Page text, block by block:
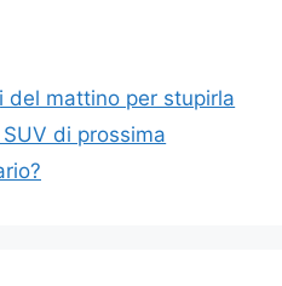
del mattino per stupirla
di prossima